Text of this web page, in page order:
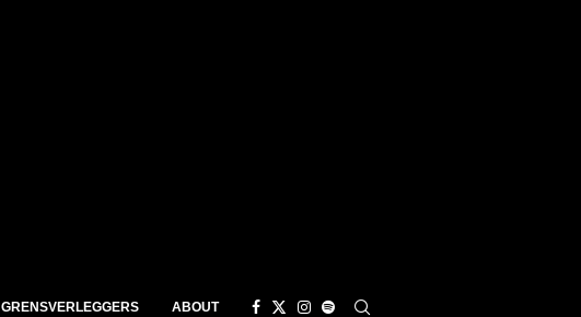
GRENSVERLEGGERS ABOUT